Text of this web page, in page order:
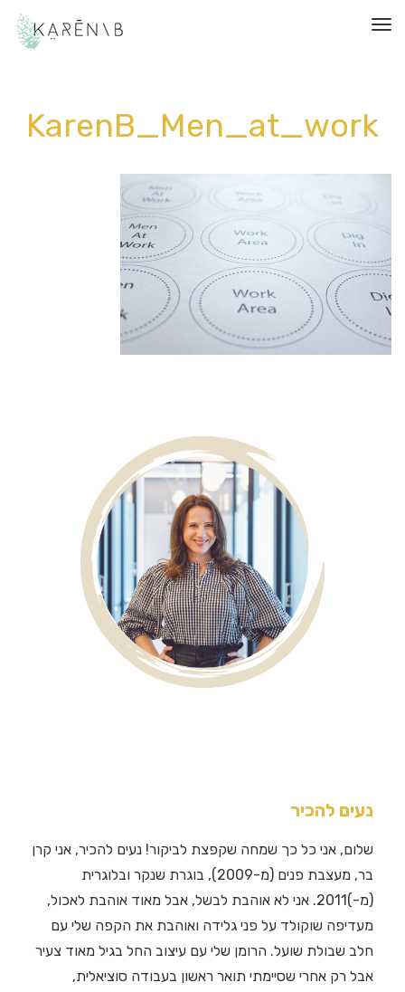
תפריט
KarenB_Men_at_work
נעים להכיר
שלום, אני כל כך שמחה שקפצת לביקור! נעים להכיר, אני קרן
בר, מעצבת פנים (מ-2009), בוגרת שנקר ובלוגרית
(מ-)2011. אני לא אוהבת לבשל, אבל מאוד אוהבת לאכול,
מעדיפה שוקולד על פני גלידה ואוהבת את הקפה שלי עם
חלב שבולת שועל. הרומן שלי עם עיצוב החל בגיל מאוד צעיר
אבל רק אחרי שסיימתי תואר ראשון בעבודה סוציאלית,